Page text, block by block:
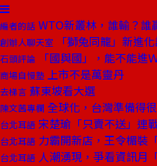
編者的話 WTO新叢林，誰輸？誰
創辦人聊天室 「獅兔同籠」新進
石頭評論 「國與國」，能不能進
商場自慢塾 上市不是萬靈丹
去梯言 蘇東坡看大選
陳文茜專欄 全球化，台灣準備得
台北耳語 宋楚瑜「只賣不送」連
台北耳語 力霸開新店，王令楣裝「
台北耳語 人潮湧現，爭看資訊月